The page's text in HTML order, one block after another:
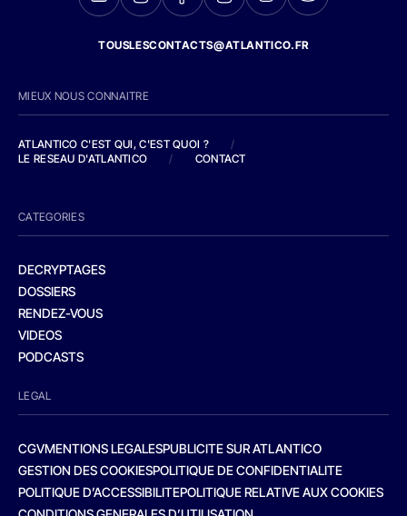
TOUSLESCONTACTS@ATLANTICO.FR
MIEUX NOUS CONNAITRE
ATLANTICO C'EST QUI, C'EST QUOI ?
/
LE RESEAU D'ATLANTICO
/ CONTACT
CATEGORIES
DECRYPTAGES
DOSSIERS
RENDEZ-VOUS
VIDEOS
PODCASTS
LEGAL
CGVMENTIONS LEGALESPUBLICITE SUR ATLANTICO
GESTION DES COOKIESPOLITIQUE DE CONFIDENTIALITE
POLITIQUE D’ACCESSIBILITEPOLITIQUE RELATIVE AUX COOKIES